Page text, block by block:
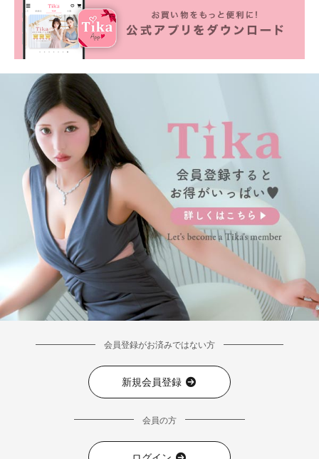
会員登録がお済みではない方
新規会員登録
会員の方